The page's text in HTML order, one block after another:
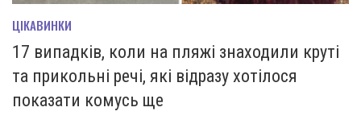
ЦІКАВИНКИ
17 випадків, коли на пляжі знаходили круті
та прикольні речі, які відразу хотілося
показати комусь ще